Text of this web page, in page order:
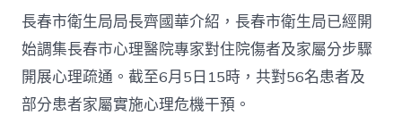
長春市衛生局局長齊國華介紹，長春市衛生局已經開
始調集長春市心理醫院專家對住院傷者及家屬分步驟
開展心理疏通。截至6月5日15時，共對56名患者及
部分患者家屬實施心理危機干預。